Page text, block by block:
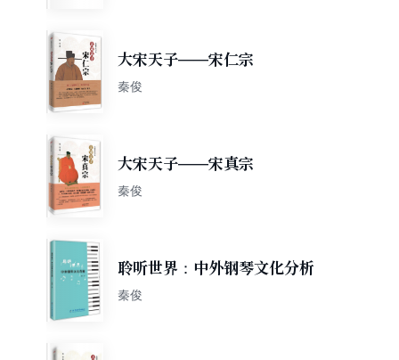
大宋天子——宋仁宗
秦俊
大宋天子——宋真宗
秦俊
聆听世界：中外钢琴文化分析
秦俊